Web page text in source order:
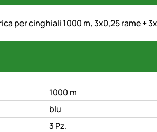
per cinghiali 1000 m, 3x0,25 rame +
1000 m
blu
3 Pz.